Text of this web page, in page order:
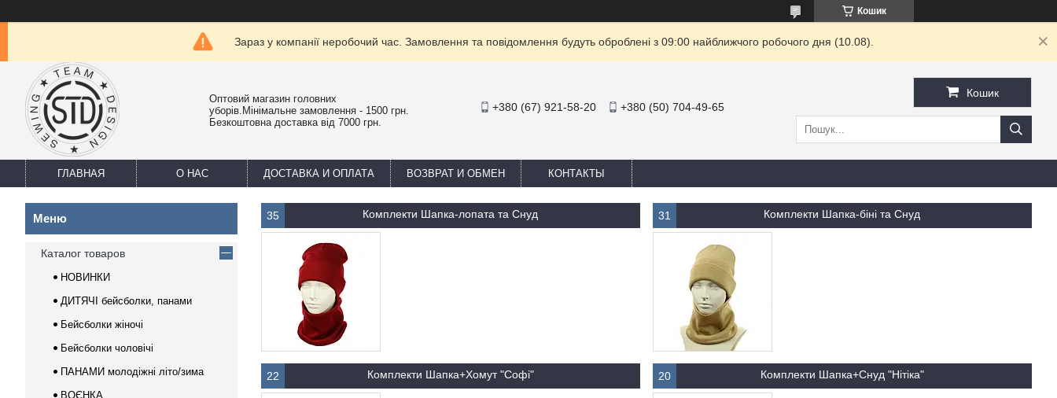
Кошик
Зараз у компанії неробочий час. Замовлення та повідомлення будуть оброблені з 09:00 найближчого робочого дня (10.08).
Оптовий магазин головних
уборів.Мінімальне замовлення - 1500 грн.
Безкоштовна доставка від 7000 грн.
+380 (67) 921-58-20 +380 (50) 704-49-65
Кошик
ГЛАВНАЯ О НАС ДОСТАВКА И ОПЛАТА ВОЗВРАТ И ОБМЕН КОНТАКТЫ
Комплекти Шапка-лопата та Снуд
35 Комплекти Шапка-біні та Снуд
31
Комплекти Шапка+Хомут "Софі"
22 Комплекти Шапка+Снуд "Нітіка"
20
Каталог товаров
НОВИНКИ
ДИТЯЧІ бейсболки, панами
Бейсболки жіночі
Бейсболки чоловічі
ПАНАМИ молодіжні літо/зима
ВОЄНКА